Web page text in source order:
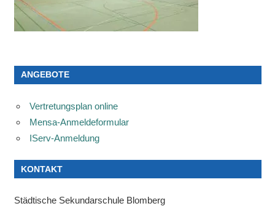
ANGEBOTE
Vertretungsplan online
Mensa-Anmeldeformular
IServ-Anmeldung
KONTAKT
Städtische Sekundarschule Blomberg